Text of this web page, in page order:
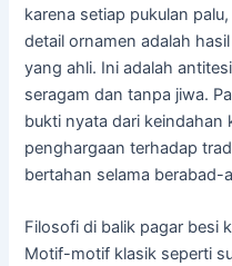
karena setiap pukulan
detail ornamen adalah
yang ahli. Ini adalah
seragam dan tanpa jiwa.
bukti nyata dari keindahan
penghargaan terhadap
bertahan selama berabad-
Filosofi di balik pagar besi
Motif-motif klasik seperti